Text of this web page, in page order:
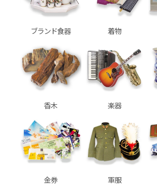
ブランド食器 着物
香木 楽器
金券 軍服